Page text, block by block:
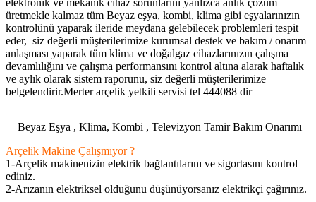
elektronik ve mekanik cihaz sorunlarını yanlızca anlık çözüm
üretmekle kalmaz tüm Beyaz eşya, kombi, klima gibi eşyalarınızın
kontrolünü yaparak ileride meydana gelebilecek problemleri tespit
eder, siz değerli müşterilerimize kurumsal destek ve bakım / onarım
anlaşması yaparak tüm klima ve doğalgaz cihazlarınızın çalışma
devamlılığını ve çalışma performansını kontrol altına alarak haftalık
ve aylık olarak sistem raporunu, siz değerli müşterilerimize
belgelendirir.Merter arçelik yetkili servisi tel 444088 dir
Beyaz Eşya , Klima, Kombi , Televizyon Tamir Bakım Onarımı
Arçelik Makine Çalışmıyor ?
1-Arçelik makinenizin elektrik bağlantılarını ve sigortasını kontrol
ediniz.
2-Arızanın elektriksel olduğunu düşünüyorsanız elektrikçi çağırınız.